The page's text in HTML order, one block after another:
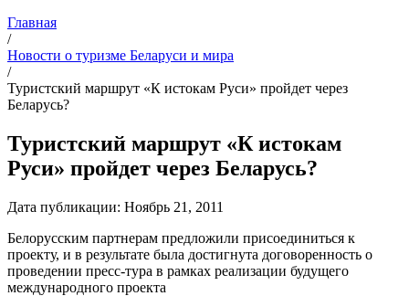
Главная
/
Новости о туризме Беларуси и мира
/
Туристский маршрут «К истокам Руси» пройдет через
Беларусь?
Туристский маршрут «К истокам
Руси» пройдет через Беларусь?
Дата публикации: Ноябрь 21, 2011
Белорусским партнерам предложили присоединиться к
проекту, и в результате была достигнута договоренность о
проведении пресс-тура в рамках реализации будущего
международного проекта